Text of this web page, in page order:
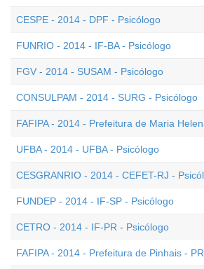
CESPE - 2014 - DPF - Psicólogo
FUNRIO - 2014 - IF-BA - Psicólogo
FGV - 2014 - SUSAM - Psicólogo
CONSULPAM - 2014 - SURG - Psicólogo
FAFIPA - 2014 - Prefeitura de Maria
UFBA - 2014 - UFBA - Psicólogo
CESGRANRIO - 2014 - CEFET-RJ -
FUNDEP - 2014 - IF-SP - Psicólogo
CETRO - 2014 - IF-PR - Psicólogo
FAFIPA - 2014 - Prefeitura de Pinhais -